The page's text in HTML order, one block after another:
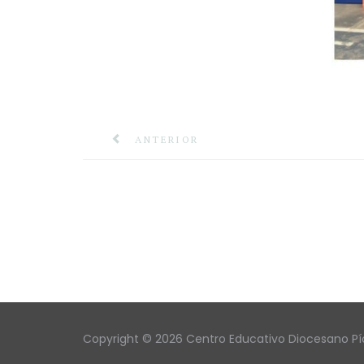
ANTERIOR
Copyright © 2026 Centro Educativo Diocesano